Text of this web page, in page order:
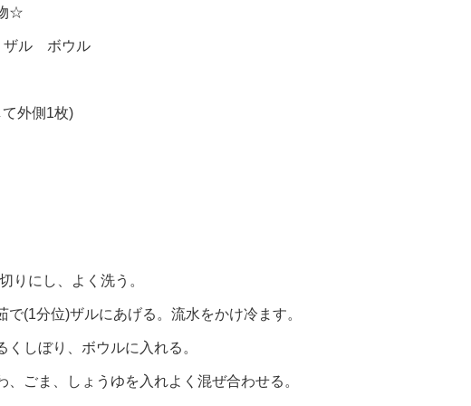
☆
ル ボウル
外側1枚)
りにし、よく洗う。
(1分位)ザルにあげる。流水をかけ冷ます。
しぼり、ボウルに入れる。
ごま、しょうゆを入れよく混ぜ合わせる。